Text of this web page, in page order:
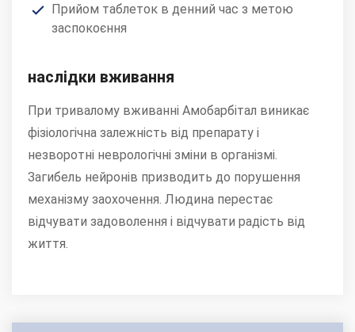
Прийом таблеток в денний час з метою
заспокоєння
наслідки вживання
При тривалому вживанні Амобарбітал виникає
фізіологічна залежність від препарату і
незворотні неврологічні зміни в організмі.
Загибель нейронів призводить до порушення
механізму заохочення. Людина перестає
відчувати задоволення і відчувати радість від
життя.